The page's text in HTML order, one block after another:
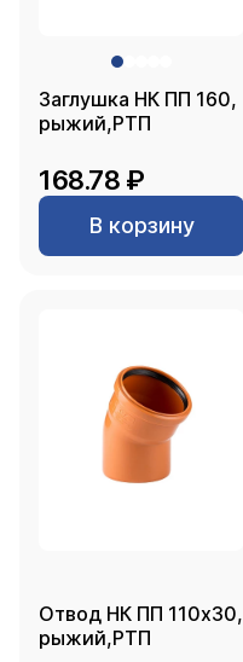
Заглушка НК ПП 160,
рыжий,РТП
168.78 ₽
В корзину
Отвод НК ПП 110х30,
рыжий,РТП